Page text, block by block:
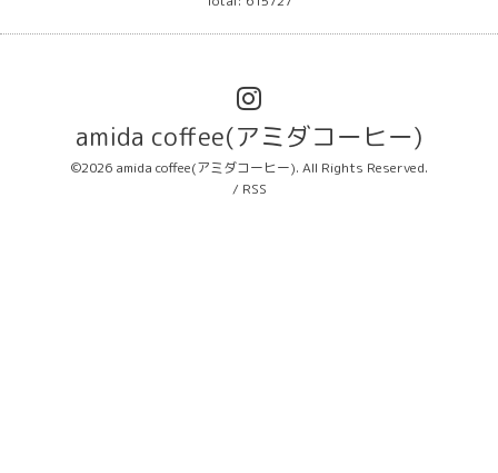
amida coffee(アミダコーヒー)
©2026 amida coffee(アミダコーヒー). All Rights Reserved.
/ RSS